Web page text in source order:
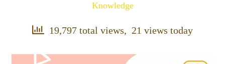
Knowledge
19,797 total views, 21 views today